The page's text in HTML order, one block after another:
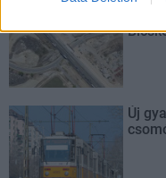
Új